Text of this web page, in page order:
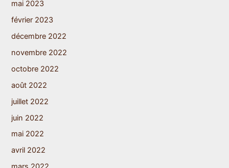
mai 2023
février 2023
décembre 2022
novembre 2022
octobre 2022
août 2022
juillet 2022
juin 2022
mai 2022
avril 2022